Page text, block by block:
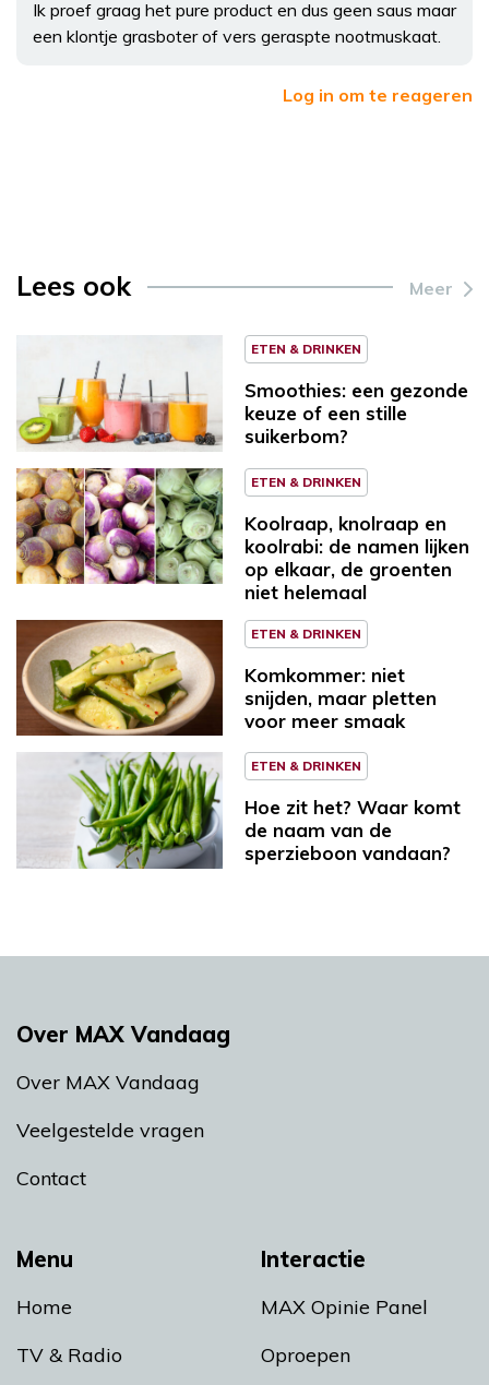
Ik proef graag het pure product en dus geen saus maar
een klontje grasboter of vers geraspte nootmuskaat.
Log in om te reageren
Lees ook Meer
ETEN & DRINKEN
Smoothies: een gezonde
keuze of een stille
suikerbom?
ETEN & DRINKEN
Koolraap, knolraap en
koolrabi: de namen lijken
op elkaar, de groenten
niet helemaal
ETEN & DRINKEN
Komkommer: niet
snijden, maar pletten
voor meer smaak
ETEN & DRINKEN
Hoe zit het? Waar komt
de naam van de
sperzieboon vandaan?
Menu
Home
TV & Radio
Interactie
MAX Opinie Panel
Oproepen
Over MAX Vandaag
Over MAX Vandaag
Veelgestelde vragen
Contact